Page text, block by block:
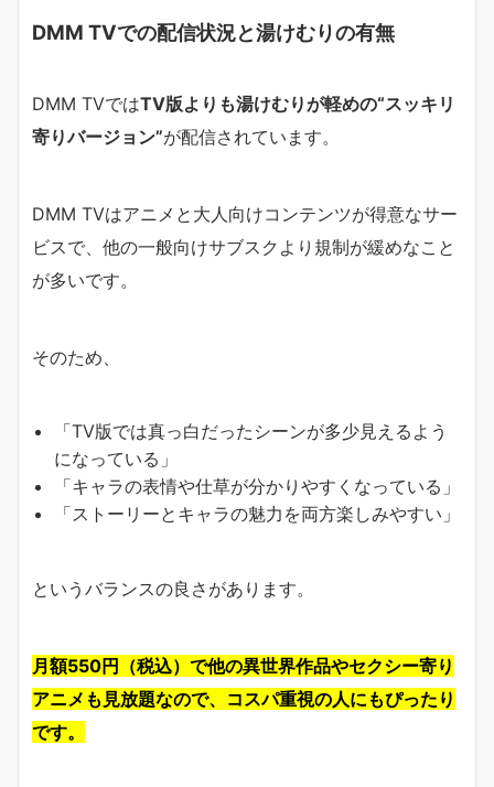
DMM TVでの配信状況と湯けむりの有無
DMM TVではTV版よりも湯けむりが軽めの“スッキリ
寄りバージョン”が配信されています。
DMM TVはアニメと大人向けコンテンツが得意なサー
ビスで、他の一般向けサブスクより規制が緩めなこと
が多いです。
そのため、
「TV版では真っ白だったシーンが多少見えるよう
になっている」
「キャラの表情や仕草が分かりやすくなっている」
「ストーリーとキャラの魅力を両方楽しみやすい」
というバランスの良さがあります。
月額550円（税込）で他の異世界作品やセクシー寄り
アニメも見放題なので、コスパ重視の人にもぴったり
です。